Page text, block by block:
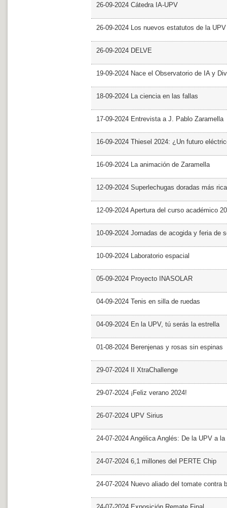
26-09-2024 Cátedra IA-UPV
26-09-2024 Los nuevos estatutos de la
26-09-2024 DELVE
19-09-2024 Nace el Observatorio de IA y
18-09-2024 La ciencia en las fallas
17-09-2024 Entrevista a J. Pablo Zaramella
16-09-2024 Thiesel 2024: ¿Un futuro
16-09-2024 La animación de Zaramella
12-09-2024 Superlechugas doradas más
12-09-2024 Apertura del curso académico
10-09-2024 Jornadas de acogida y feria de
10-09-2024 Laboratorio espacial
05-09-2024 Proyecto INASOLAR
04-09-2024 Tenis en silla de ruedas
04-09-2024 En la UPV, tú serás la estrella
01-08-2024 Berenjenas y rosas sin espinas
29-07-2024 II XtraChallenge
29-07-2024 ¡Feliz verano 2024!
26-07-2024 UPV Sirius
24-07-2024 Angélica Anglés: De la UPV a
24-07-2024 6,1 millones del PERTE Chip
24-07-2024 Nuevo aliado del tomate contra